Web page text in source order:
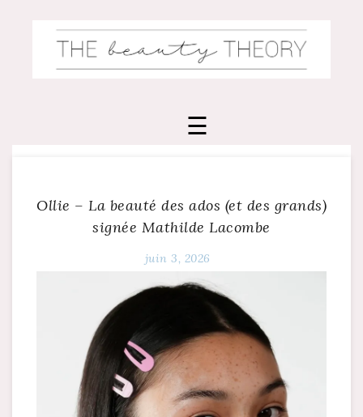
Ollie – La beauté des ados (et des grands)
signée Mathilde Lacombe
juin 3, 2026